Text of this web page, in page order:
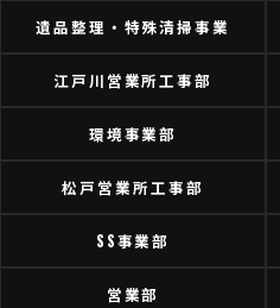
遺品整理・特殊清掃事業
江戸川営業所工事部
環境事業部
松戸営業所工事部
SS事業部
営業部